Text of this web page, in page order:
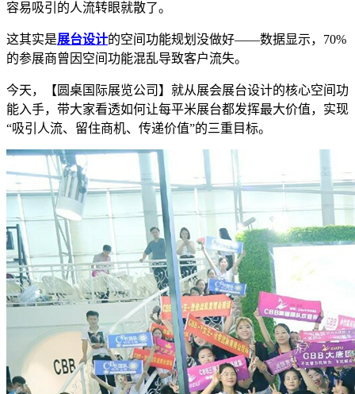
容易吸引的人流转眼就散了。
这其实是展台设计的空间功能规划没做好——数据显示，70%
的参展商曾因空间功能混乱导致客户流失。
今天，【圆桌国际展览公司】就从展会展台设计的核心空间功
能入手，带大家看透如何让每平米展台都发挥最大价值，实现
“吸引人流、留住商机、传递价值”的三重目标。